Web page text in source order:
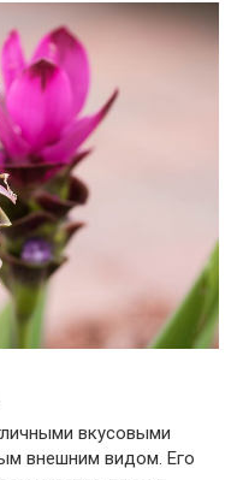
вкусовыми
внешним видом. Его